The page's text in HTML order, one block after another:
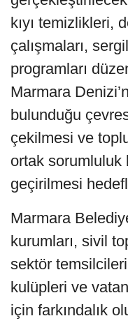
kıyı temizlikleri,
çalışmaları,
programları
Marmara
bulunduğu
çekilmesi ve
ortak sorumluluk
geçirilmesi
Marmara
kurumları, sivil
sektör
kulüpleri ve
için farkındalık